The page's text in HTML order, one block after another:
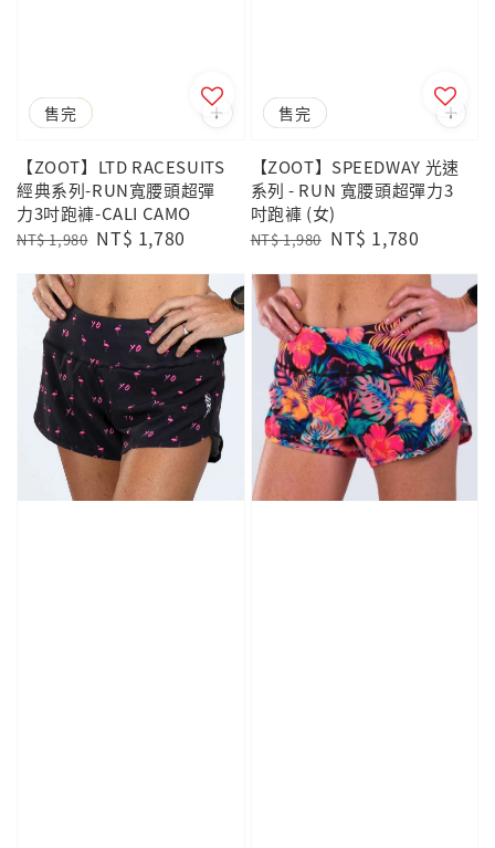
優惠
售完
【ZOOT】LTD RACESUITS
經典系列-RUN寬腰頭超彈
力3吋跑褲-CALI CAMO
Regular
NT$ 1,980 Sale
NT$ 1,780
優惠
售完
【ZOOT】SPEEDWAY 光速
系列 - RUN 寬腰頭超彈力3
吋跑褲 (女)
Regular
NT$ 1,980 Sale
NT$ 1,780